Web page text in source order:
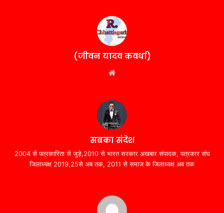
(जीवन यादव कवर्धा)
सबका संदेश
2004 से पत्रकारिता से जुड़े,2010 से भारत सरकार अखबार संपादक, पत्रकार संघ
जिलाध्यक्ष 2019,25से अब तक, 2011 से समाज के जिलाध्यक्ष अब तक